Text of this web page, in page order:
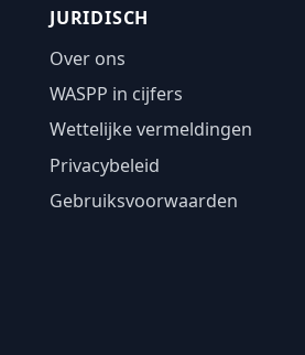
JURIDISCH
Over ons
WASPP in cijfers
Wettelijke vermeldingen
Privacybeleid
Gebruiksvoorwaarden